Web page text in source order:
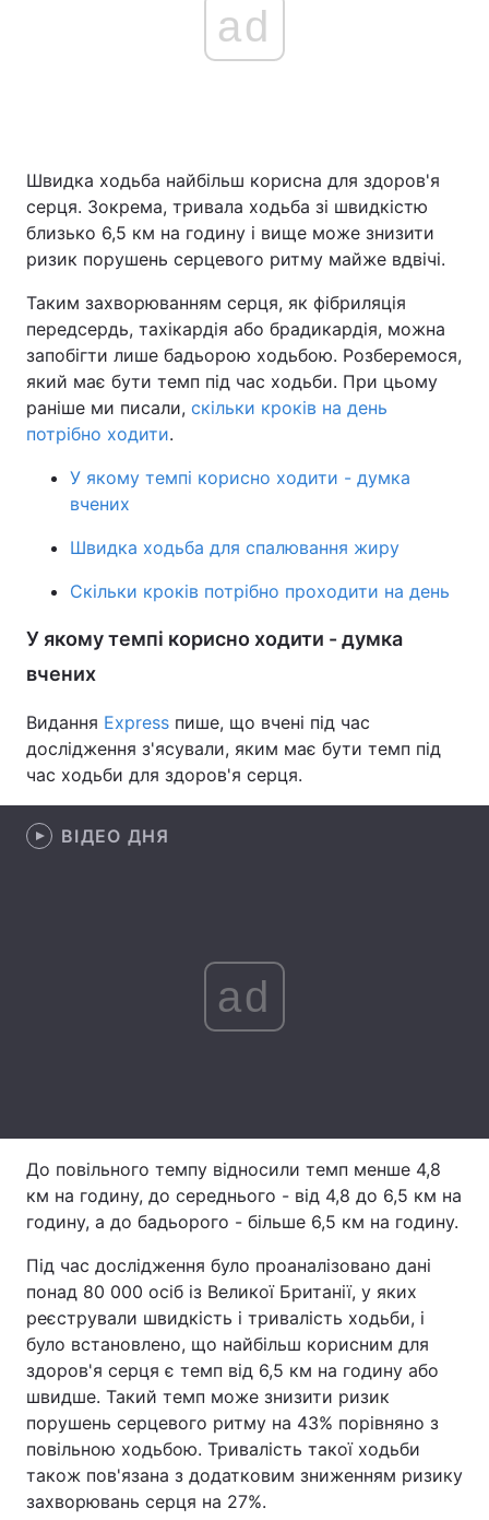
Головна Війна
Україна Політика
Спорт Наука
Техно і зв'язок Лайт
Зброя
Здоров'я Туризм
Відео з Youtube
Інтерв'ю Думки
Архів Вакансії
Контакти
ad
Швидка ходьба найбільш корисна для здоров'я
серця. Зокрема, тривала ходьба зі швидкістю
близько 6,5 км на годину і вище може знизити
ризик порушень серцевого ритму майже вдвічі.
Таким захворюванням серця, як фібриляція
передсердь, тахікардія або брадикардія, можна
запобігти лише бадьорою ходьбою. Розберемося,
який має бути темп під час ходьби. При цьому
раніше ми писали, скільки кроків на день
потрібно ходити.
У якому темпі корисно ходити - думка
вчених
Швидка ходьба для спалювання жиру
Скільки кроків потрібно проходити на день
У якому темпі корисно ходити - думка
вчених
Видання Express пише, що вчені під час
дослідження з'ясували, яким має бути темп під
час ходьби для здоров'я серця.
ВІДЕО ДНЯ
ad
До повільного темпу відносили темп менше 4,8
км на годину, до середнього - від 4,8 до 6,5 км на
годину, а до бадьорого - більше 6,5 км на годину.
Під час дослідження було проаналізовано дані
понад 80 000 осіб із Великої Британії, у яких
реєстрували швидкість і тривалість ходьби, і
було встановлено, що найбільш корисним для
здоров'я серця є темп від 6,5 км на годину або
швидше. Такий темп може знизити ризик
порушень серцевого ритму на 43% порівняно з
повільною ходьбою. Тривалість такої ходьби
також пов'язана з додатковим зниженням ризику
захворювань серця на 27%.